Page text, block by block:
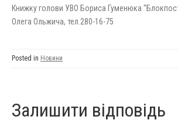
Книжку голови УВО Бориса Гуменюка
Олега Ольжича, тел.280-16-75
Posted in Новини
Залишити відповідь